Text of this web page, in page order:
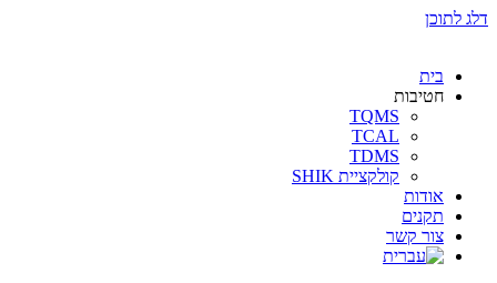
דלג לתוכן
בית
חטיבות
TQMS
TCAL
TDMS
קולקציית SHIK
אודות
תקנים
צור קשר